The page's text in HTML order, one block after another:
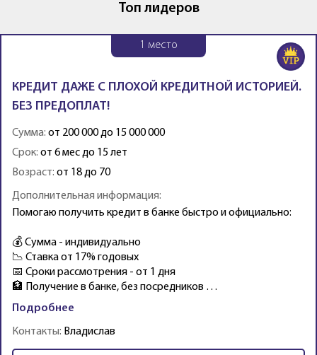
Топ лидеров
1 место
КРЕДИТ ДАЖЕ С ПЛОХОЙ КРЕДИТНОЙ ИСТОРИЕЙ.
БЕЗ ПРЕДОПЛАТ!
Сумма: от 200 000 до 15 000 000
Срок: от 6 мес до 15 лет
Возраст: от 18 до 70
Дополнительная информация:
Помогаю получить кредит в банке быстро и официально:
💰 Сумма - индивидуально
📉 Ставка от 17% годовых
📅 Сроки рассмотрения - от 1 дня
🏦 Получение в банке, без посредников …
Подробнее
Контакты: Владислав